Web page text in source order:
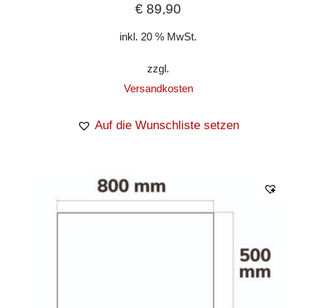
€ 89,90
inkl. 20 % MwSt.
zzgl.
Versandkosten
Auf die Wunschliste setzen